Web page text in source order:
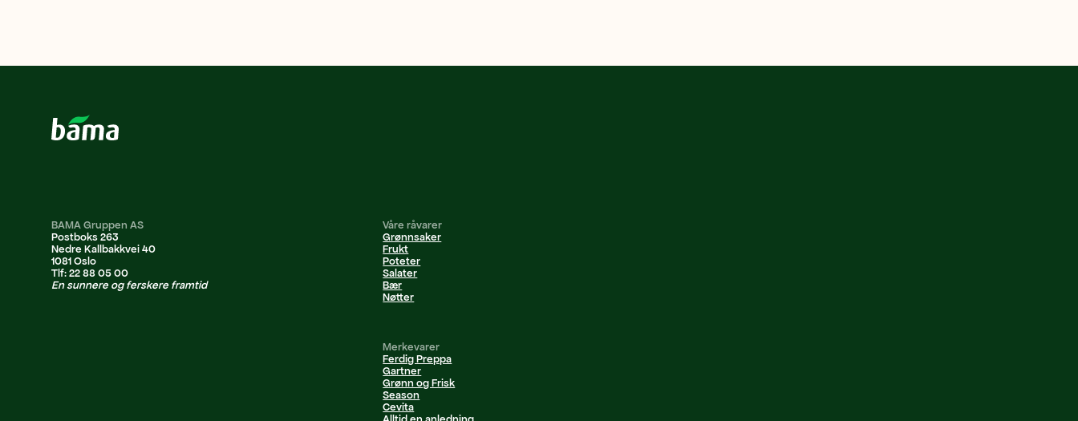
BAMA Gruppen AS
Postboks 263
Nedre Kallbakkvei 40
1081 Oslo
Tlf: 22 88 05 00
En sunnere og ferskere framtid
Våre råvarer
Grønnsaker
Frukt
Poteter
Salater
Bær
Nøtter
Merkevarer
Ferdig Preppa
Gartner
Grønn og Frisk
Season
Cevita